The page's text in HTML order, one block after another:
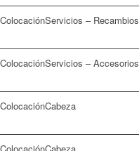
Servicios – Recambios
Servicios – Accesorios
Cabeza